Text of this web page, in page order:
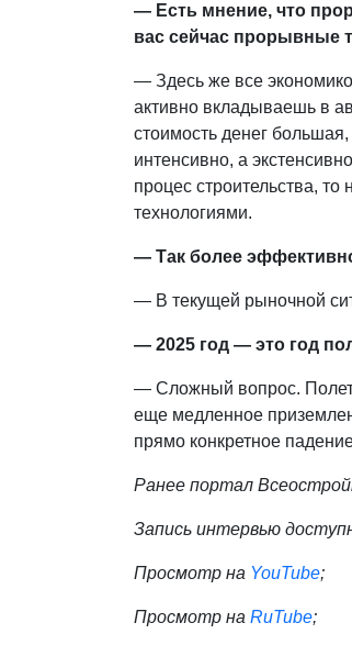
— Есть мнение, что
вас сейчас прорывные
— Здесь же все
активно вкладываешь в
стоимость денег
интенсивно, а
процес строительства,
технологиями.
— Так более
— В текущей рыночной
— 2025 год — это год
— Сложный вопрос.
еще медленное
прямо конкретное
Ранее портал
Запись интервью
Просмотр на YouTube;
Просмотр на RuTube;